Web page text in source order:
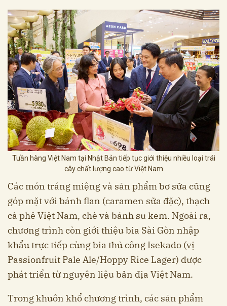
Tuần hàng Việt Nam tại Nhật Bản tiếp tục giới thiệu nhiều loại trái
cây chất lượng cao từ Việt Nam
Các món tráng miệng và sản phẩm bơ sữa cũng
góp mặt với bánh flan (caramen sữa đặc), thạch
cà phê Việt Nam, chè và bánh su kem. Ngoài ra,
chương trình còn giới thiệu bia Sài Gòn nhập
khẩu trực tiếp cùng bia thủ công Isekado (vị
Passionfruit Pale Ale/Hoppy Rice Lager) được
phát triển từ nguyên liệu bản địa Việt Nam.
Trong khuôn khổ chương trình, các sản phẩm